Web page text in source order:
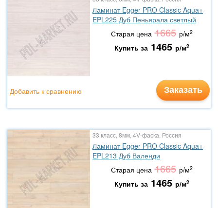
Ламинат Egger PRO Classic Aqua+
EPL225 Дуб Пеньярала светлый
Старая цена 1665 р/м2
Купить за 1465 р/м2
Заказать
Добавить к сравнению
33 класс, 8мм, 4V-фаска, Россия
Ламинат Egger PRO Classic Aqua+
EPL213 Дуб Валенди
Старая цена 1665 р/м2
Купить за 1465 р/м2